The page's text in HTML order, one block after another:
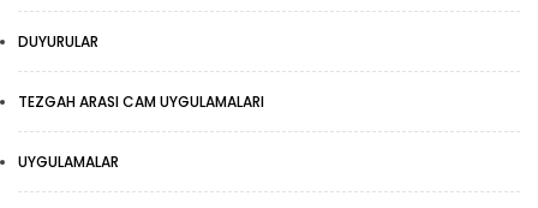
DUYURULAR
TEZGAH ARASI CAM UYGULAMALARI
UYGULAMALAR